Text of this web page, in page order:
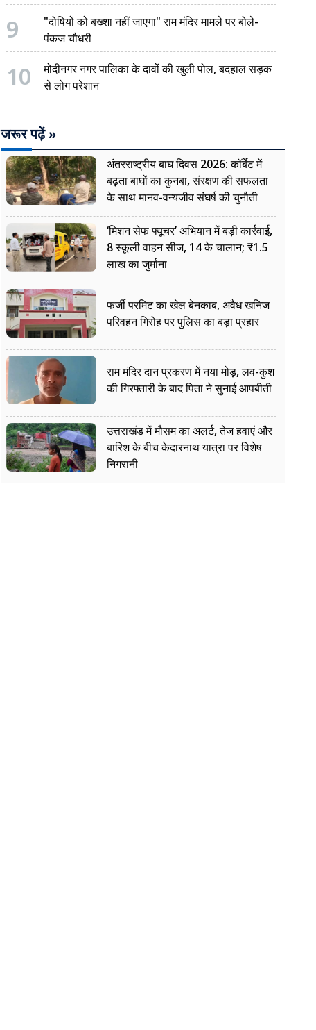
9
"दोषियों को बख्शा नहीं जाएगा" राम मंदिर मामले पर बोले-
पंकज चौधरी
10
मोदीनगर नगर पालिका के दावों की खुली पोल, बदहाल सड़क
से लोग परेशान
जरूर पढ़ें »
अंतरराष्ट्रीय बाघ दिवस 2026: कॉर्बेट में
बढ़ता बाघों का कुनबा, संरक्षण की सफलता
के साथ मानव-वन्यजीव संघर्ष की चुनौती
‘मिशन सेफ फ्यूचर’ अभियान में बड़ी कार्रवाई,
8 स्कूली वाहन सीज, 14 के चालान; ₹1.5
लाख का जुर्माना
फर्जी परमिट का खेल बेनकाब, अवैध खनिज
परिवहन गिरोह पर पुलिस का बड़ा प्रहार
राम मंदिर दान प्रकरण में नया मोड़, लव-कुश
की गिरफ्तारी के बाद पिता ने सुनाई आपबीती
उत्तराखंड में मौसम का अलर्ट, तेज हवाएं और
बारिश के बीच केदारनाथ यात्रा पर विशेष
निगरानी